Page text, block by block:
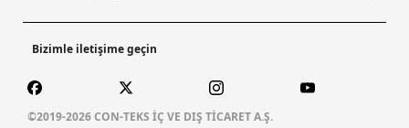
Bizimle iletişime geçin
©2019-2026 CON-TEKS İÇ VE DIŞ TİCARET A.Ş.